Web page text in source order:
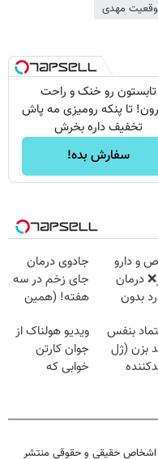
مهدی
تابستون رو خنک و راحت
تا پنکه رومیزی مه پاش
تخفیف داره بخرش
سفارش بده!
و دارو
درمان
بدون
جادوی درمان
جای زخم در سه
هفته! (همین
صحبت کنید)
بنفس
بزن (ژل
ویدیو هولناک از
جوان کارتن
خوابی که
اشخاص حقیقی و حقوقی منتشر